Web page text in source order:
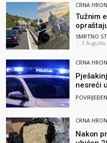
CRNA
Tužnim
Husnije
SMRTNO
3
CRNA
nesreći
CRNA
Nakon